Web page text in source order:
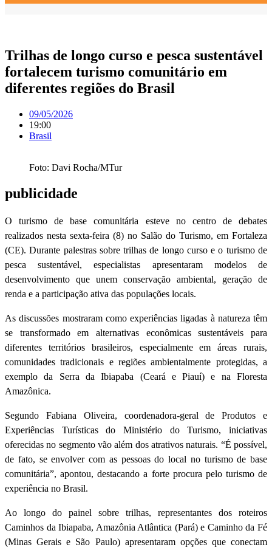
Trilhas de longo curso e pesca sustentável
fortalecem turismo comunitário em
diferentes regiões do Brasil
09/05/2026
19:00
Brasil
Foto: Davi Rocha/MTur
publicidade
O turismo de base comunitária esteve no centro de debates
realizados nesta sexta-feira (8) no Salão do Turismo, em Fortaleza
(CE). Durante palestras sobre trilhas de longo curso e o turismo de
pesca sustentável, especialistas apresentaram modelos de
desenvolvimento que unem conservação ambiental, geração de
renda e a participação ativa das populações locais.
As discussões mostraram como experiências ligadas à natureza têm
se transformado em alternativas econômicas sustentáveis para
diferentes territórios brasileiros, especialmente em áreas rurais,
comunidades tradicionais e regiões ambientalmente protegidas, a
exemplo da Serra da Ibiapaba (Ceará e Piauí) e na Floresta
Amazônica.
Segundo Fabiana Oliveira, coordenadora-geral de Produtos e
Experiências Turísticas do Ministério do Turismo, iniciativas
oferecidas no segmento vão além dos atrativos naturais. “É possível,
de fato, se envolver com as pessoas do local no turismo de base
comunitária”, apontou, destacando a forte procura pelo turismo de
experiência no Brasil.
Ao longo do painel sobre trilhas, representantes dos roteiros
Caminhos da Ibiapaba, Amazônia Atlântica (Pará) e Caminho da Fé
(Minas Gerais e São Paulo) apresentaram opções que conectam